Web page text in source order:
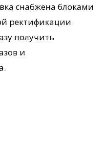
снабжена блоками
ректификации
получить
и